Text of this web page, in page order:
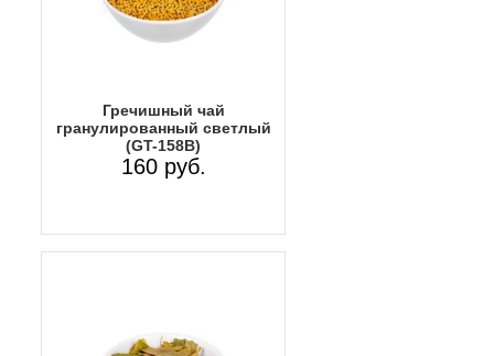
Гречишный чай
гранулированный светлый
(GT-158B)
160 руб.